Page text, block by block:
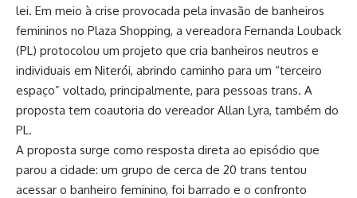
lei. Em meio à crise provocada pela invasão de banheiros
femininos no Plaza Shopping, a vereadora Fernanda Louback
(PL) protocolou um projeto que cria banheiros neutros e
individuais em Niterói, abrindo caminho para um “terceiro
espaço” voltado, principalmente, para pessoas trans. A
proposta tem coautoria do vereador Allan Lyra, também do
PL.
A proposta surge como resposta direta ao episódio que
parou a cidade: um grupo de cerca de 20 trans tentou
acessar o banheiro feminino, foi barrado e o confronto